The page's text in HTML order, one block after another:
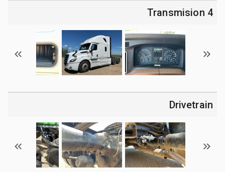
4 Transmision
Drivetrain